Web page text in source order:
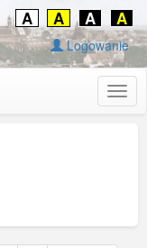
A A A A
Logowanie